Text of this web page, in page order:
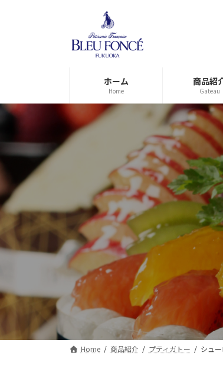
キ
ッ
に
移
ホーム
Home
商品紹
Gateau
Home 商品紹介 プティガトー シュ